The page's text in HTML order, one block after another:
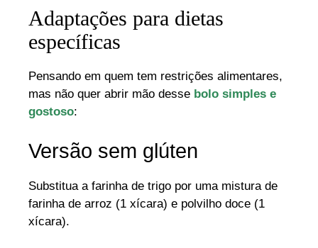
Adaptações para dietas
específicas
Pensando em quem tem restrições alimentares,
mas não quer abrir mão desse bolo simples e
gostoso:
Versão sem glúten
Substitua a farinha de trigo por uma mistura de
farinha de arroz (1 xícara) e polvilho doce (1
xícara).